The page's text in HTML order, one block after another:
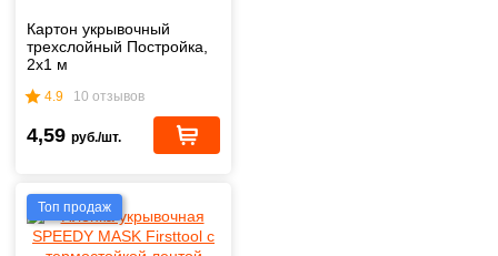
Картон укрывочный
трехслойный Постройка,
2х1 м
4.9 10 отзывов
4,59 руб./шт.
Топ продаж